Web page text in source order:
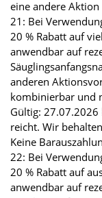
eine andere Aktion
21: Bei
20 % Rabatt auf
anwendbar auf
anderen
kombinierbar und
Gültig:
reicht. Wir
Keine
22: Bei
20 % Rabatt auf
anwendbar auf